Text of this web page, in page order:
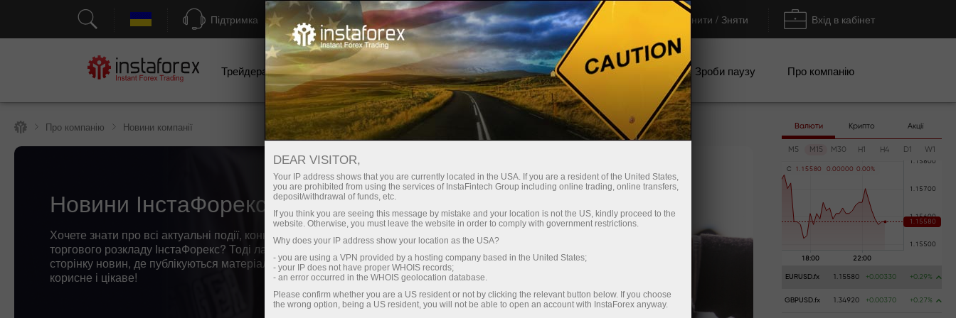
Підтримка Швидке відкриття рахунку Торгова платформа Поповнити / Зняти Вхід в кабінет
Трейдерам Початківцям Інвесторам Партнерам Промоакції Зроби паузу Про компанію
Про компанію Новини компанії
Новини ІнстаФорекс
Хочете знати про всі актуальні події, конкурси та зміни
торгового розкладу ІнстаФорекс? Тоді ласкаво просимо на
сторінку новин, де публікуються матеріали про найважливіше,
корисне і цікаве!
Валюти Крипто Акції
M5 M15 M30 H1 H4 D1 W1
C 1 . 1 5580 0 .00000 0 .00%
EURUSD.fx 1.15580 +0.00330 +0.29%
GBPUSD.fx 1.34920 +0.00370 +0.27%
DEAR VISITOR,
Your IP address shows that you are currently located in the USA. If you are a resident of the United States,
you are prohibited from using the services of InstaFintech Group including online trading, online transfers,
deposit/withdrawal of funds, etc.
If you think you are seeing this message by mistake and your location is not the US, kindly proceed to the
website. Otherwise, you must leave the website in order to comply with government restrictions.
Why does your IP address show your location as the USA?
- you are using a VPN provided by a hosting company based in the United States;
- your IP does not have proper WHOIS records;
- an error occurred in the WHOIS geolocation database.
Please confirm whether you are a US resident or not by clicking the relevant button below. If you choose
the wrong option, being a US resident, you will not be able to open an account with InstaForex anyway.